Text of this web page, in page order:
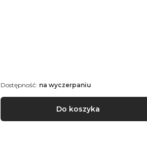
Do koszyka
Dostępność: na wyczerpaniu